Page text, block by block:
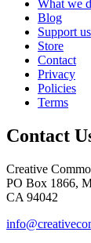
What we
Blog
Support us
Store
Contact
Privacy
Policies
Terms
Contact
Creative
PO Box 1866,
CA 94042